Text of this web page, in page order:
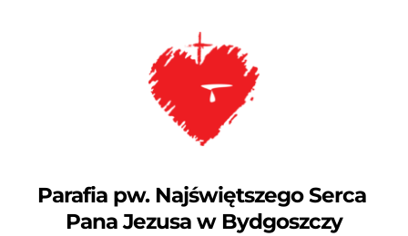
Parafia pw. Najświętszego Serca
Pana Jezusa w Bydgoszczy